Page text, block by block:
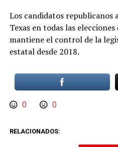
Los candidatos republicanos
Texas en todas las
mantiene el control de la
estatal desde 2018.
0 0
RELACIONADOS: